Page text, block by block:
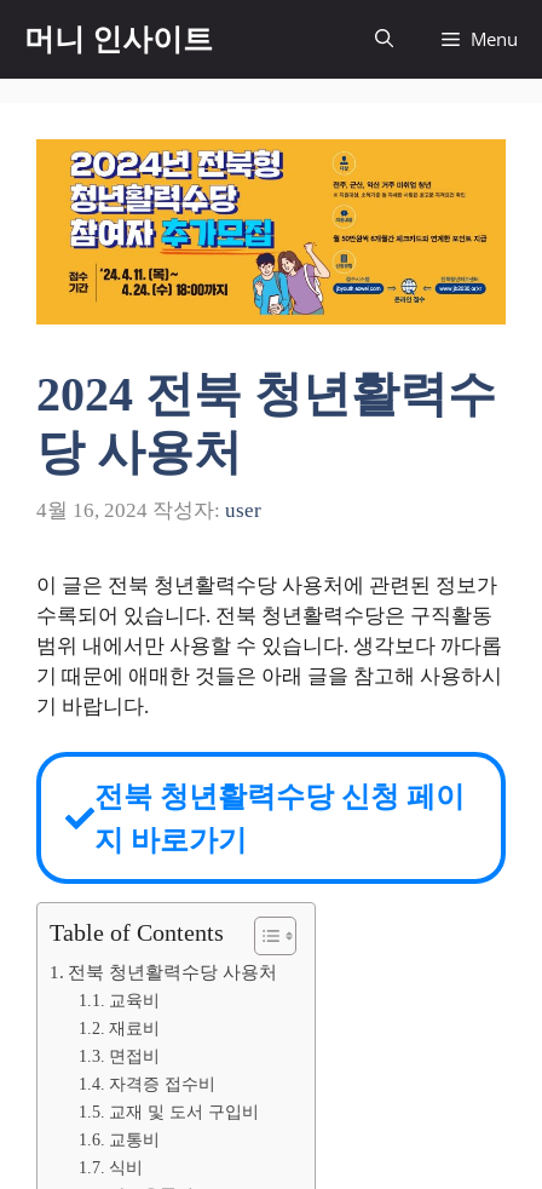
츠
머니 인사이트 Menu
2024 전북 청년활력수
당 사용처
4월 16, 2024 작성자: user
이 글은 전북 청년활력수당 사용처에 관련된 정보가
수록되어 있습니다. 전북 청년활력수당은 구직활동
범위 내에서만 사용할 수 있습니다. 생각보다 까다롭
기 때문에 애매한 것들은 아래 글을 참고해 사용하시
기 바랍니다.
전북 청년활력수당 신청 페이
지 바로가기
Table of Contents
전북 청년활력수당 사용처
교육비
재료비
면접비
자격증 접수비
교재 및 도서 구입비
교통비
식비